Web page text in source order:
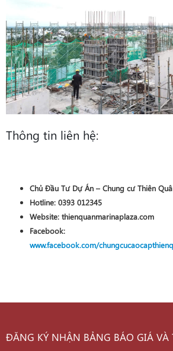
Thông tin liên hệ:
Chủ Đầu Tư Dự Án – Chung cư Thiên
Hotline: 0393 012345
Website: thienquanmarinaplaza.com
Facebook:
www.facebook.com/
ĐĂNG KÝ NHẬN BẢNG BÁO GIÁ VÀ